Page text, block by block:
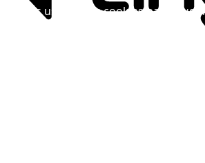
Nós usamos os cookies para
LingQ. Ao visitar o site, você